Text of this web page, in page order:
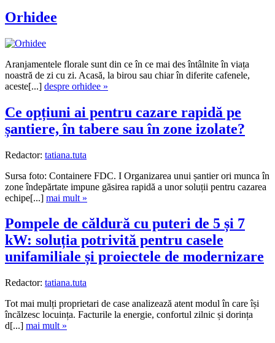
Orhidee
Aranjamentele florale sunt din ce în ce mai des întâlnite în viața
noastră de zi cu zi. Acasă, la birou sau chiar în diferite cafenele,
aceste[...] despre orhidee »
Ce opțiuni ai pentru cazare rapidă pe
șantiere, în tabere sau în zone izolate?
Redactor: tatiana.tuta
Sursa foto: Containere FDC. I Organizarea unui șantier ori munca în
zone îndepărtate impune găsirea rapidă a unor soluții pentru cazarea
echipe[...] mai mult »
Pompele de căldură cu puteri de 5 și 7
kW: soluția potrivită pentru casele
unifamiliale și proiectele de modernizare
Redactor: tatiana.tuta
Tot mai mulți proprietari de case analizează atent modul în care își
încălzesc locuința. Facturile la energie, confortul zilnic și dorința
d[...] mai mult »